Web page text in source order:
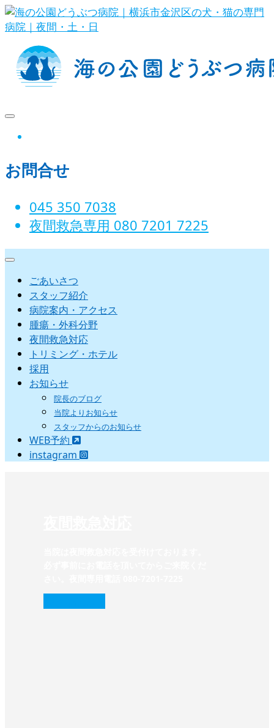
Skip
to
海の公園どうぶつ病院｜横
浜市金沢区の犬・猫の専門
お問合せ
045 350 7038‬
夜間救急専用 080 7201 7225‬
ごあいさつ
スタッフ紹介
病院案内・アクセス
腫瘍・外科分野
夜間救急対応
トリミング・ホテル
採用
お知らせ
院長のブログ
当院よりお知らせ
スタッフからのお知らせ
WEB予約
instagram